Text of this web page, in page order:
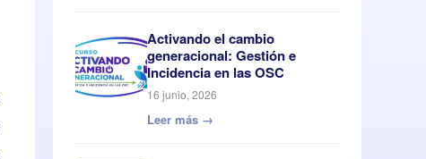
Activando el cambio
generacional: Gestión e
Incidencia en las OSC
16 junio, 2026
Leer más →